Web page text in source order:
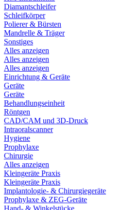
Diamantschleifer
Schleifkörper
Polierer & Bürsten
Mandrelle & Träger
Sonstiges
Alles anzeigen
Alles anzeigen
Alles anzeigen
Einrichtung & Geräte
Geräte
Geräte
Behandlungseinheit
Röntgen
CAD/CAM und 3D-Druck
Intraoralscanner
Hygiene
Prophylaxe
Chirurgie
Alles anzeigen
Kleingeräte Praxis
Kleingeräte Praxis
Implantologie- & Chirurgiegeräte
Prophylaxe & ZEG-Geräte
Hand- & Winkelstücke